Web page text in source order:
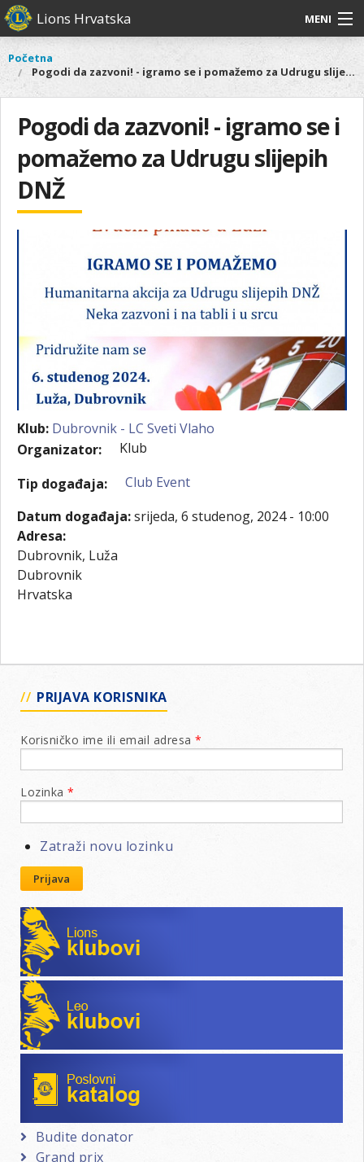
Skoči
na
sadržaj
Lions Hrvatska MENI
O nama
Lions Distrikt 126
Naši projekti
Aktivnosti
Glavni
izbornik
O
nama
Lions
Distrikt
126
Naši
projekti
Aktivnosti
Vi
ste
ovdje
Početna
Pogodi da zazvoni! - igramo se i pomažemo za Udrugu slijepih DNŽ
Pogodi da zazvoni! - igramo se i
pomažemo za Udrugu slijepih
DNŽ
Klub: Dubrovnik - LC Sveti Vlaho
Organizator:
Klub
Tip događaja:
Club Event
Datum događaja:srijeda, 6 studenog, 2024 - 10:00
Adresa:
Dubrovnik, Luža
Dubrovnik
Hrvatska
PRIJAVA KORISNIKA
Korisničko ime ili email adresa *
Lozinka *
Zatraži novu lozinku
Prijava
Lions klubovi
Leo klubovi
Budite donator
Grand prix